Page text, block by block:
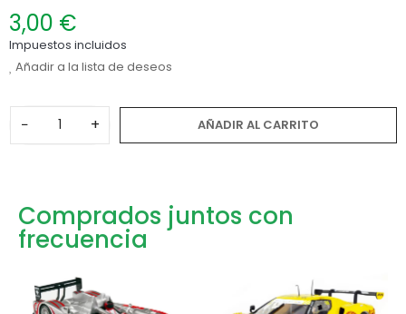
3,00 €
Impuestos incluidos
Añadir a la lista de deseos
− + AÑADIR AL CARRITO
Comprados juntos con
frecuencia